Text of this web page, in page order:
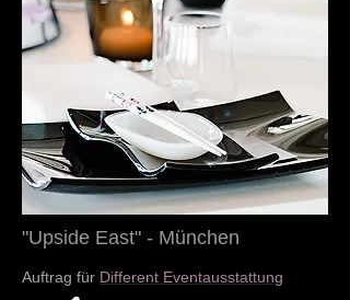
"Upside East" - München
Auftrag für Different Eventausstattung